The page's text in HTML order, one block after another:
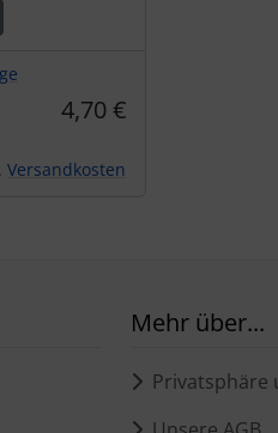
4,70 €
Versandkosten
Mehr über...
Privatsphäre